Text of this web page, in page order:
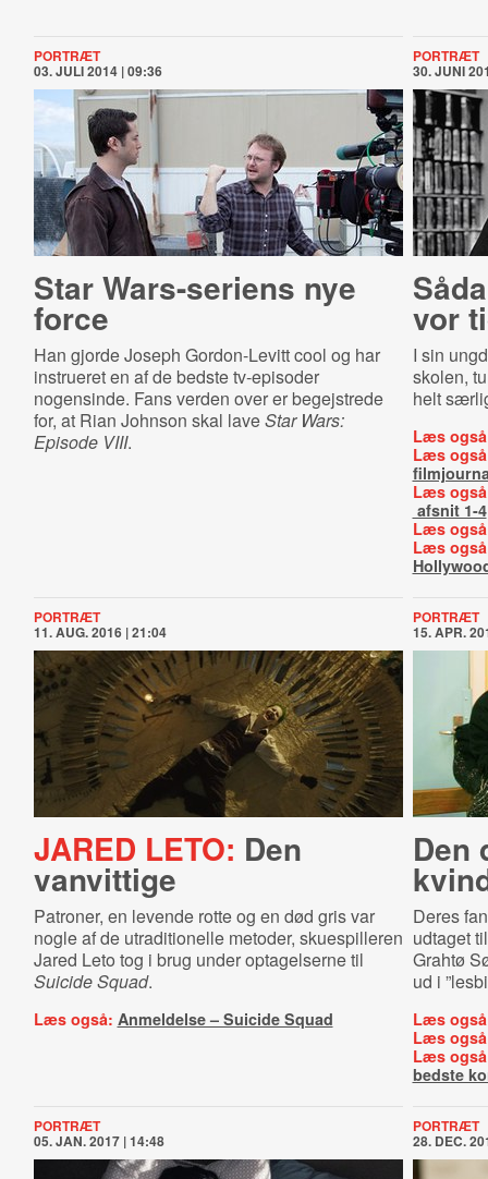
PORTRÆT
03. JULI 2014 | 09:36
Star Wars-seriens nye
force
Han gjorde Joseph Gordon-Levitt cool og har
instrueret en af de bedste tv-episoder
nogensinde. Fans verden over er begejstrede
for, at Rian Johnson skal laveStar Wars:
Episode VIII.
PORTRÆT
30. JUNI
vor
I sin
skolen,
helt
Læs
Læs
Læs
afsnit 1-4
Læs
Læs
PORTRÆT
11. AUG. 2016 | 21:04
JARED LETO: Den
vanvittige
Patroner, en levende rotte og en død gris var
nogle af de utraditionelle metoder, skuespilleren
Jared Leto tog i brug under optagelserne til
Suicide Squad.
Læs også: Anmeldelse – Suicide Squad
PORTRÆT
15. APR.
Den
Deres
udtaget
Grahtø
ud i
Læs
Læs
Læs
bedste
PORTRÆT
05. JAN. 2017 | 14:48
PORTRÆT
28. DEC.